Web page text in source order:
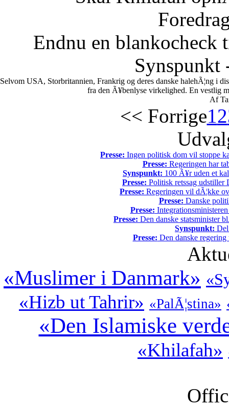
Endnu en blankocheck
Synspunkt
Selvom USA, Storbritannien, Frankrig og deres danske halehÃ¦ng i
fra den Ã¥benlyse virkelighed. En vestlig
Af
<< Forrige12
Presse: Ingen politisk dom vil stoppe
Presse: Regeringen har
Synspunkt: 100 Ã¥r uden et
Presse: Politisk retssag udstiller
Presse: Regeringen vil dÃ¦kke
Presse: Danske
Presse:
Presse: Den danske statsminister
Synspunkt:
Presse: Den danske
«Muslimer i Danmark»
«Hizb ut Tahrir» «PalÃ¦stina»
«Den Islamiske
«Khilafah»